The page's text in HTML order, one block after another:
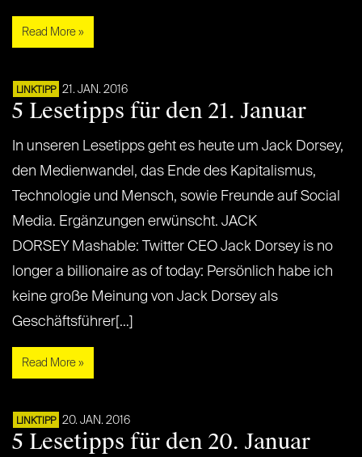
Read More »
LINKTIPP 21. JAN. 2016
5 Lesetipps für den 21. Januar
In unseren Lesetipps geht es heute um Jack Dorsey,
den Medienwandel, das Ende des Kapitalismus,
Technologie und Mensch, sowie Freunde auf Social
Media. Ergänzungen erwünscht. JACK
DORSEY Mashable: Twitter CEO Jack Dorsey is no
longer a billionaire as of today: Persönlich habe ich
keine große Meinung von Jack Dorsey als
Geschäftsführer[…]
Read More »
LINKTIPP 20. JAN. 2016
5 Lesetipps für den 20. Januar